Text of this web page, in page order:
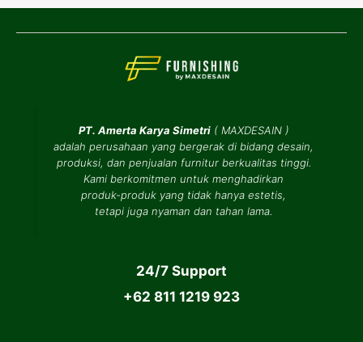
PT. Amerta Karya Simetri( MAXDESAIN)
adalah perusahaan yang bergerak di bidang desain,
produksi, dan penjualan furnitur berkualitas tinggi.
Kami berkomitmen untuk menghadirkan
produk-produk yang tidak hanya estetis,
tetapi juga nyaman dan tahan lama.
24/7 Support
+62 811 1219 923